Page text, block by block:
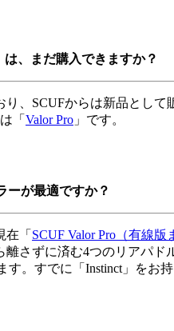
、まだ購入できますか？
、SCUFからは新品とし
「 Valor Pro 」です。
ーが最適ですか？
「 SCUF Valor Pro（有線版
さずに済む4つのリアパド
。すでに「Instinct」をお